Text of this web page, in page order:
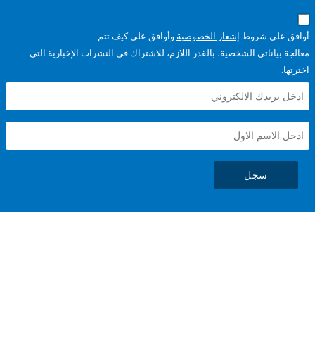
شروطإشعار الخصوصيةوأوافق على كيف تتم
الشخصية، بالقدر اللازم، للاشتراك في النشرات الإخبارية التي